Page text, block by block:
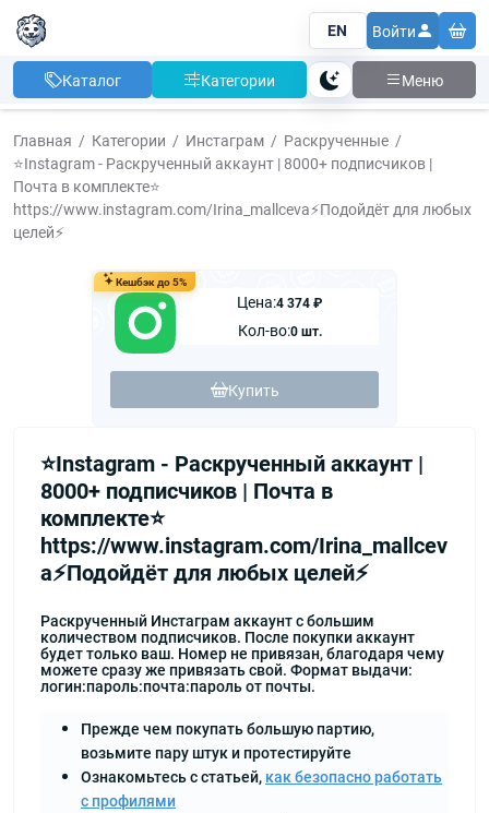
EN Войти
Каталог Категории Тема Меню
Главная Категории Инстаграм
Раскрученные
⭐️Instagram - Раскрученный аккаунт | 8000+ подписчиков |
Почта в комплекте⭐️
https://www.instagram.com/Irina_mallceva⚡️Подойдёт для любых
целей⚡️
Кешбэк до 5%
Цена:4 374 ₽
Кол-во:0 шт.
Купить
⭐️Instagram - Раскрученный аккаунт |
8000+ подписчиков | Почта в
комплекте⭐️
https://www.instagram.com/Irina_mallcev
a⚡️Подойдёт для любых целей⚡️
Раскрученный Инстаграм аккаунт с большим
количеством подписчиков. После покупки аккаунт
будет только ваш. Номер не привязан, благодаря чему
можете сразу же привязать свой. Формат выдачи:
логин:пароль:почта:пароль от почты.
Прежде чем покупать большую партию,
возьмите пару штук и протестируйте
Ознакомьтесь с статьей, как безопасно работать
с профилями